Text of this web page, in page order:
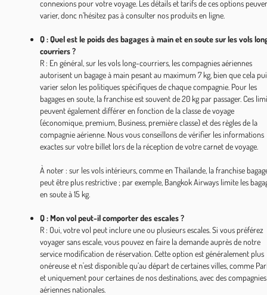
connexions pour votre voyage. Les détails et tarifs de ces options
varier, donc n’hésitez pas à consulter nos produits en ligne.
Q : Quel est le poids des bagages à main et en soute sur les vols
courriers ?
R : En général, sur les vols long-courriers, les compagnies aériennes
autorisent un bagage à main pesant au maximum 7 kg, bien que cela
varier selon les politiques spécifiques de chaque compagnie. Pour les
bagages en soute, la franchise est souvent de 20 kg par passager. Ces
peuvent également différer en fonction de la classe de voyage
(économique, premium, Business, première classe) et des règles de la
compagnie aérienne. Nous vous conseillons de vérifier les informations
exactes sur votre billet lors de la réception de votre carnet de voyage.
À noter : sur les vols intérieurs, comme en Thaïlande, la franchise
peut être plus restrictive ; par exemple, Bangkok Airways limite les
en soute à 15 kg.
Q : Mon vol peut-il comporter des escales ?
R : Oui, votre vol peut inclure une ou plusieurs escales. Si vous préférez
voyager sans escale, vous pouvez en faire la demande auprès de notre
service modification de réservation. Cette option est généralement plus
onéreuse et n'est disponible qu’au départ de certaines villes, comme
et uniquement pour certaines de nos destinations, avec des compagnies
aériennes nationales.